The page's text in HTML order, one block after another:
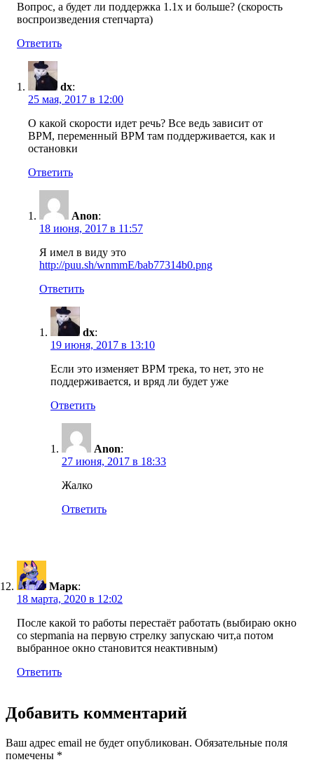
Вопрос, а будет ли поддержка 1.1х и больше? (скорость
воспроизведения степчарта)
Ответить
dx:
25 мая, 2017 в 12:00
О какой скорости идет речь? Все ведь зависит от
BPM, переменный BPM там поддерживается, как и
остановки
Ответить
Anon:
18 июня, 2017 в 11:57
Я имел в виду это
http://puu.sh/wnmmE/bab77314b0.png
Ответить
dx:
19 июня, 2017 в 13:10
Если это изменяет BPM трека, то нет, это не
поддерживается, и вряд ли будет уже
Ответить
Anon:
27 июня, 2017 в 18:33
Жалко
Ответить
Марк:
18 марта, 2020 в 12:02
После какой то работы перестаёт работать (выбираю окно
со stepmania на первую стрелку запускаю чит,а потом
выбранное окно становится неактивным)
Ответить
Добавить комментарий
Ваш адрес email не будет опубликован. Обязательные поля
помечены *